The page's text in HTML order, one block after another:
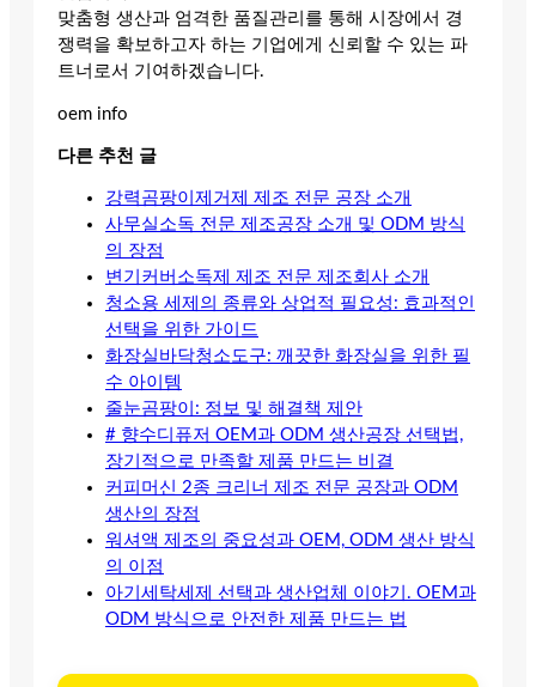
맞춤형 생산과 엄격한 품질관리를 통해 시장에서 경
쟁력을 확보하고자 하는 기업에게 신뢰할 수 있는 파
트너로서 기여하겠습니다.
oem info
다른 추천 글
강력곰팡이제거제 제조 전문 공장 소개
사무실소독 전문 제조공장 소개 및 ODM 방식
의 장점
변기커버소독제 제조 전문 제조회사 소개
청소용 세제의 종류와 상업적 필요성: 효과적인
선택을 위한 가이드
화장실바닥청소도구: 깨끗한 화장실을 위한 필
수 아이템
줄눈곰팡이: 정보 및 해결책 제안
# 향수디퓨저 OEM과 ODM 생산공장 선택법,
장기적으로 만족할 제품 만드는 비결
커피머신 2종 크리너 제조 전문 공장과 ODM
생산의 장점
워셔액 제조의 중요성과 OEM, ODM 생산 방식
의 이점
아기세탁세제 선택과 생산업체 이야기. OEM과
ODM 방식으로 안전한 제품 만드는 법